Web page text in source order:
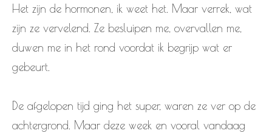
Het zijn de hormonen, ik weet het. Maar verrek, wat
zijn ze vervelend. Ze besluipen me, overvallen me,
duwen me in het rond voordat ik begrijp wat er
gebeurt.
De afgelopen tijd ging het super, waren ze ver op de
achtergrond. Maar deze week en vooral vandaag